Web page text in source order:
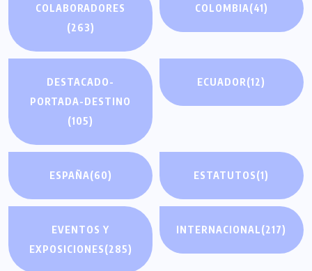
COLABORADORES
(263)
COLOMBIA(41)
DESTACADO-
PORTADA-DESTINO
(105)
ECUADOR(12)
ESPAÑA(60) ESTATUTOS(1)
EVENTOS Y
EXPOSICIONES(285)
INTERNACIONAL(217)